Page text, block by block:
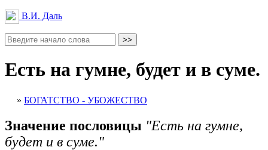
В.И. Даль
Есть на гумне, будет и в суме.
» БОГАТСТВО - УБОЖЕСТВО
Значение пословицы "Есть на гумне,
будет и в суме."